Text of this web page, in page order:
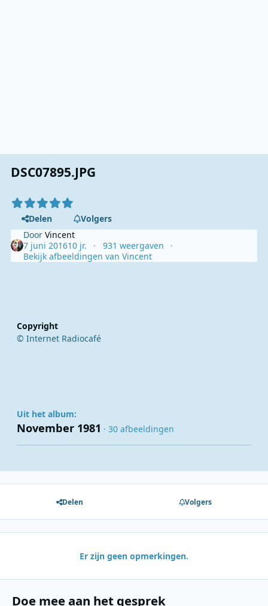
DSC07895.JPG
Delen
Volgers
DoorVincent
7 juni 201610 jr.
931 weergaven
Bekijk afbeeldingen van Vincent
Copyright
© Internet Radiocafé
Uit het album:
November 1981 · 30 afbeeldingen
Delen Volgers
Er zijn geen opmerkingen.
Doe mee aan het gesprek